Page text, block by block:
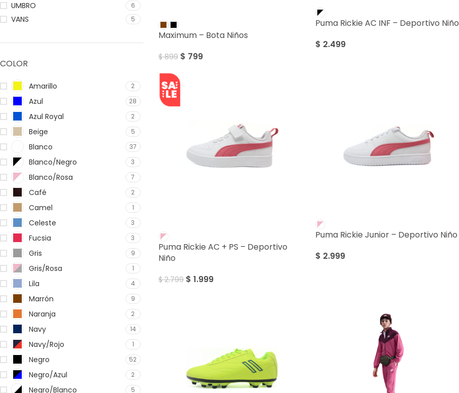
UMBRO 6
VANS 5
COLOR
Amarillo 2
Azul 28
Azul Royal 2
Beige 5
Blanco 37
Blanco/Negro 3
Blanco/Rosa 7
Café 2
Camel 1
Celeste 3
Fucsia 3
Gris 9
Gris/Rosa 1
Lila 4
Marrón 9
Naranja 2
Navy 14
Navy/Rojo 1
Negro 52
Negro/Azul 2
Negro/Blanco 5
Maximum – Bota Niños
$899 $ 799
Puma Rickie AC INF – Deportivo Niño
$ 2.499
Puma Rickie AC + PS – Deportivo
Niño
$2.799 $ 1.999
Puma Rickie Junior – Deportivo Niño
$ 2.999